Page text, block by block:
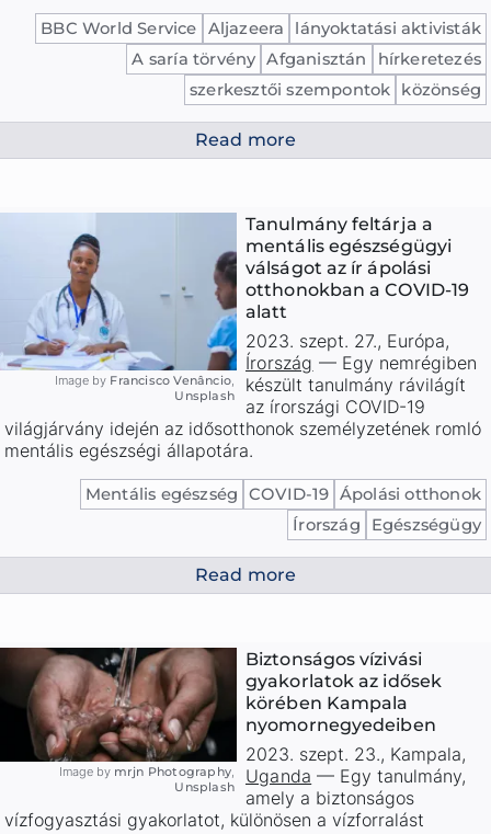
Read more
BBC World Service Aljazeera
lányoktatási aktivisták
A saría törvény Afganisztán
hírkeretezés
szerkesztői szempontok
közönség
Image by Francisco Venâncio,
Unsplash
Tanulmány feltárja a
mentális egészségügyi
válságot az ír ápolási
otthonokban a COVID-19
alatt
Read more
2023. szept. 27., Európa,
Írország — Egy nemrégiben
készült tanulmány rávilágít
az írországi COVID-19
világjárvány idején az idősotthonok személyzetének romló
mentális egészségi állapotára.
Mentális egészség COVID-19 Ápolási otthonok
Írország
Egészségügy
Image by mrjn Photography
Unsplash
Biztonságos vízivási
gyakorlatok az idősek
körében Kampala
nyomornegyedeiben
2023. szept. 23., Kampala,
Uganda — Egy tanulmány,
amely a biztonságos
vízfogyasztási gyakorlatot, különösen a vízforralást